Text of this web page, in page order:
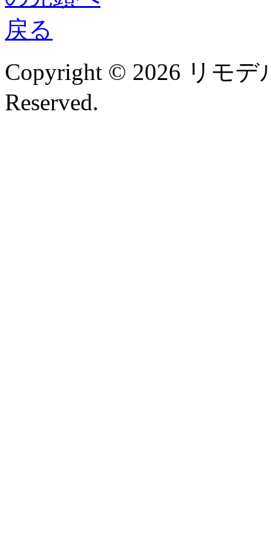
Copyright © 2026 リモデ
Reserved.